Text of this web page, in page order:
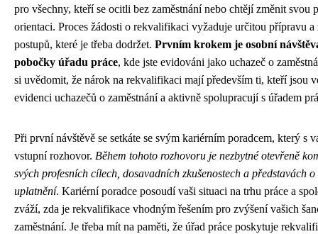
pro všechny, kteří se ocitli bez zaměstnání nebo chtějí změnit svou
orientaci. Proces žádosti o rekvalifikaci vyžaduje určitou přípravu a
postupů, které je třeba dodržet. Prvním krokem je osobní
pobočky úřadu práce, kde jste evidováni jako uchazeč o
si uvědomit, že nárok na rekvalifikaci mají především ti, kteří jsou
evidenci uchazečů o zaměstnání a aktivně spolupracují s úřadem
Při první návštěvě se setkáte se svým kariérním poradcem, který s
vstupní rozhovor. Během tohoto rozhovoru je nezbytné otevřeně
svých profesních cílech, dosavadních zkušenostech a představách
uplatnění. Kariérní poradce posoudí vaši situaci na trhu práce a
zváží, zda je rekvalifikace vhodným řešením pro zvýšení vašich
zaměstnání. Je třeba mít na paměti, že úřad práce poskytuje